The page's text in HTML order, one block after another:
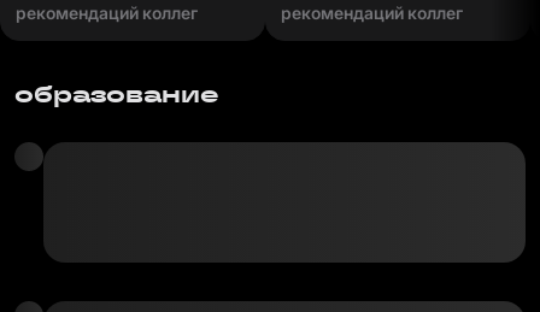
рекомендаций коллег
рекомендаций коллег
образование